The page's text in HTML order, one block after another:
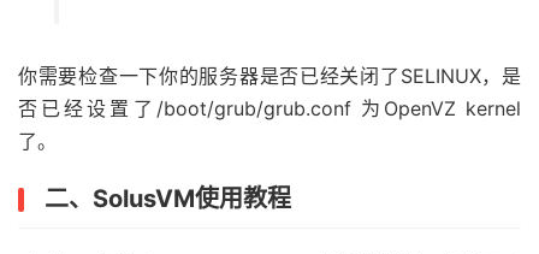
你需要检查一下你的服务器是否已经关闭了SELINUX，是
否已经设置了/boot/grub/grub.conf 为OpenVZ kernel
了。
二、SolusVM使用教程